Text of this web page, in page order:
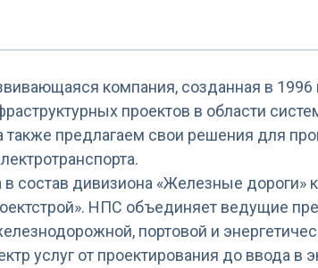
компания, созданная в 1996
проектов в области
предлагаем свои решения для
состав дивизиона «Железные дороги»
НПС объединяет ведущие
портовой и
услуг от проектирования до ввода в